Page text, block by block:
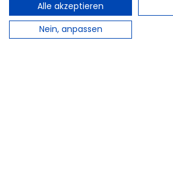
Alle akzeptieren
Nein, anpassen